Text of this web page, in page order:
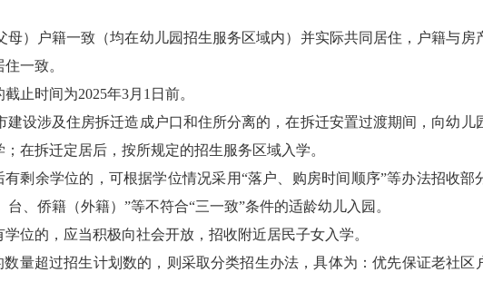
户籍一致（均在幼儿园招生服务区域内）并实际共同居住，户籍与房
一致。
时间为2025年3月1日前。
涉及住房拆迁造成户口和住所分离的，在拆迁安置过渡期间，向幼儿
在拆迁定居后，按所规定的招生服务区域入学。
余学位的，可根据学位情况采用“落户、购房时间顺序”等办法招收部
、侨籍（外籍）”等不符合“三一致”条件的适龄幼儿入园。
的，应当积极向社会开放，招收附近居民子女入学。
超过招生计划数的，则采取分类招生办法，具体为：优先保证老社区